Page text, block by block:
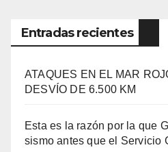
Entradas recientes
ATAQUES EN EL MAR
DESVÍO DE 6.500 KM
Esta es la razón por la que
sismo antes que el Servicio